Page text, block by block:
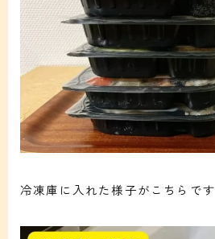
冷凍庫に入れた様子がこちらです